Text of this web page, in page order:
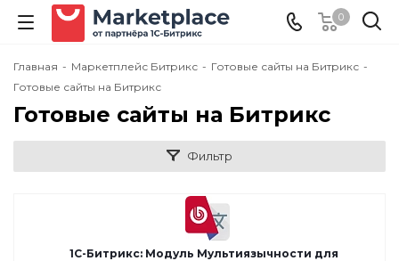
0
Главная - Маркетплейс Битрикс - Готовые сайты на Битрикс -
Готовые сайты на Битрикс
Готовые сайты на Битрикс
Фильтр
1С-Битрикс: Модуль Мультиязычности для